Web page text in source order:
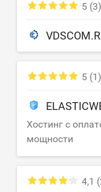
5 (3)
Хостинг с
мощности
5 (1)
4,1